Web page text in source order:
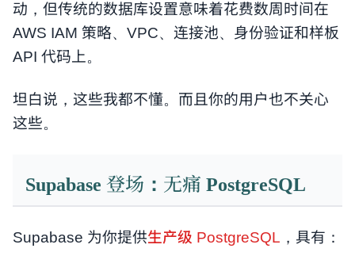
动，但传统的数据库设置意味着花费数周时间在
AWS IAM 策略、VPC、连接池、身份验证和样板
API 代码上。
坦白说，这些我都不懂。而且你的用户也不关心
这些。
Supabase 登场：无痛 PostgreSQL
Supabase 为你提供生产级 PostgreSQL ，具有：